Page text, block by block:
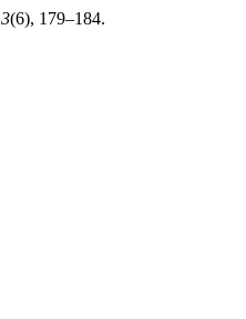
3(6), 179–184.